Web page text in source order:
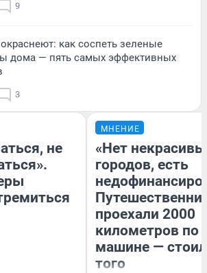
9
как соспеть зеленые
дома — пять самых эффективных
3
не
МНЕНИЕ
«Нет
городов, есть
проехали 2000
километров по
машине —
того